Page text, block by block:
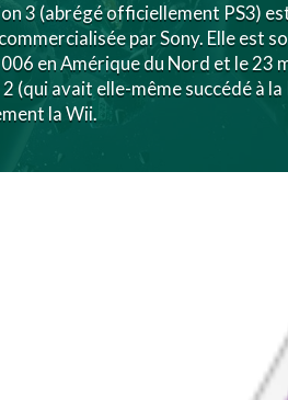
3 (abrégé officiellement PS3)
par Sony. Elle est
en Amérique du Nord et le 23
(qui avait elle-même succédé à
la Wii.